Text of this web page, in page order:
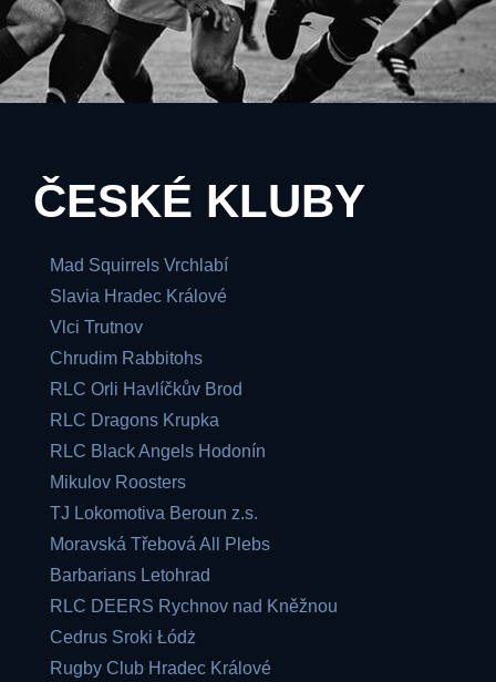
ČESKÉ KLUBY
Mad Squirrels Vrchlabí
Slavia Hradec Králové
Vlci Trutnov
Chrudim Rabbitohs
RLC Orli Havlíčkův Brod
RLC Dragons Krupka
RLC Black Angels Hodonín
Mikulov Roosters
TJ Lokomotiva Beroun z.s.
Moravská Třebová All Plebs
Barbarians Letohrad
RLC DEERS Rychnov nad Kněžnou
Cedrus Sroki Łódż
Rugby Club Hradec Králové